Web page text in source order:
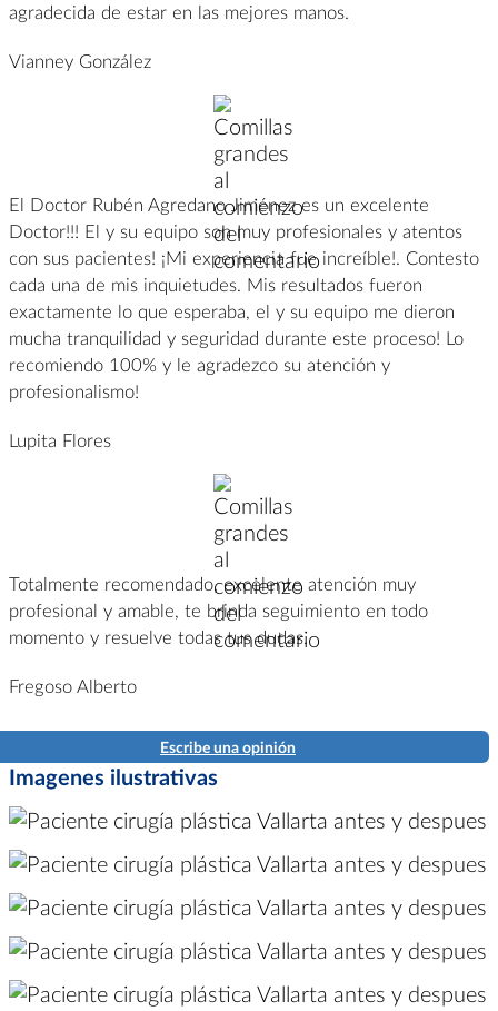
agradecida de estar en las mejores manos.
Vianney González
El Doctor Rubén Agredano Jiménez es un excelente
Doctor!!! El y su equipo son muy profesionales y atentos
con sus pacientes! ¡Mi experiencia fue increíble!. Contesto
cada una de mis inquietudes. Mis resultados fueron
exactamente lo que esperaba, el y su equipo me dieron
mucha tranquilidad y seguridad durante este proceso! Lo
recomiendo 100% y le agradezco su atención y
profesionalismo!
Lupita Flores
Totalmente recomendado, excelente atención muy
profesional y amable, te brinda seguimiento en todo
momento y resuelve todas tus dudas.
Fregoso Alberto
Escribe una opinión
Imagenes ilustrativas